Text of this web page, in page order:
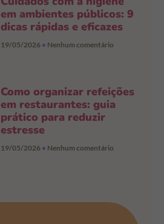
em ambientes públicos: 9
dicas rápidas e eficazes
19/05/2026 Nenhum comentário
Como organizar refeições
em restaurantes: guia
prático para reduzir
estresse
19/05/2026 Nenhum comentário